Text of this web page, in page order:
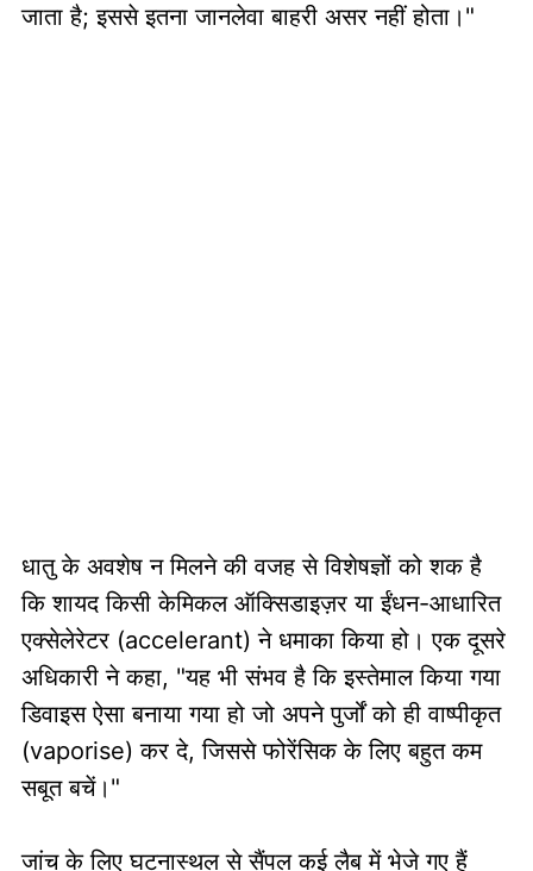
जाता है; इससे इतना जानलेवा बाहरी असर नहीं होता।"
धातु के अवशेष न मिलने की वजह से विशेषज्ञों को शक है
कि शायद किसी केमिकल ऑक्सिडाइज़र या ईंधन-आधारित
एक्सेलेरेटर (accelerant) ने धमाका किया हो। एक दूसरे
अधिकारी ने कहा, "यह भी संभव है कि इस्तेमाल किया गया
डिवाइस ऐसा बनाया गया हो जो अपने पुर्जों को ही वाष्पीकृत
(vaporise) कर दे, जिससे फोरेंसिक के लिए बहुत कम
सबूत बचें।"
जांच के लिए घटनास्थल से सैंपल कई लैब में भेजे गए हैं